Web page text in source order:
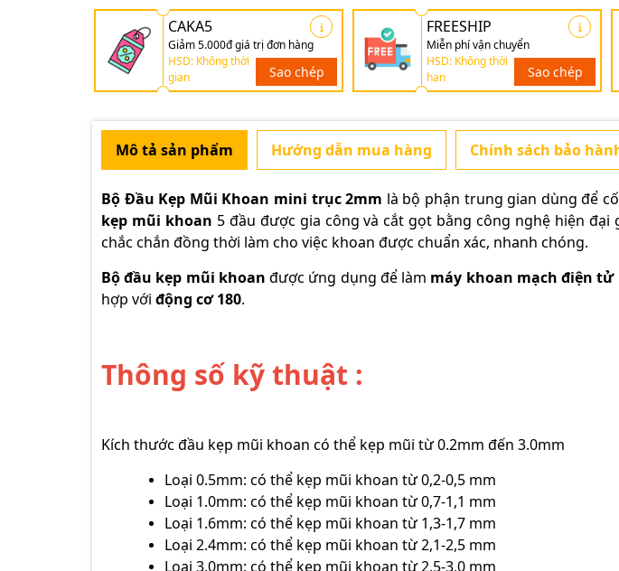
CAKA5
Giảm 5.000đ giá trị đơn hàng
HSD: Không thời
gian
Sao chép
FREESHIP
Miễn phí vận chuyển
HSD: Không thời
hạn
Sao chép
Mô tả sản phẩm Hướng dẫn mua hàng Chính sách bảo
Bộ Đầu Kẹp Mũi Khoan mini trục 2mm là bộ phận trung gian dùng để
kẹp mũi khoan 5 đầu được gia công và cắt gọt bằng công nghệ hiện
chắc chắn đồng thời làm cho việc khoan được chuẩn xác, nhanh chóng.
Bộ đầu kẹp mũi khoan được ứng dụng để làm máy khoan mạch điện tử
hợp với động cơ 180.
Thông số kỹ thuật :
Kích thước đầu kẹp mũi khoan có thể kẹp mũi từ 0.2mm đến 3.0mm
Loại 0.5mm: có thể kẹp mũi khoan từ 0,2-0,5 mm
Loại 1.0mm: có thể kẹp mũi khoan từ 0,7-1,1 mm
Loại 1.6mm: có thể kẹp mũi khoan từ 1,3-1,7 mm
Loại 2.4mm: có thể kẹp mũi khoan từ 2,1-2,5 mm
Loại 3.0mm: có thể kẹp mũi khoan từ 2,5-3,0 mm